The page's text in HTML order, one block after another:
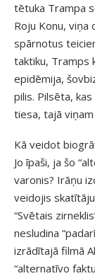
tētuka Trampa
Roju Konu, viņa
spārnotus
taktiku, Tramps
epidēmija,
pilis. Pilsēta,
tiesa, tajā
Kā veidot
Jo īpaši, ja šo
varonis? Irāņu
veidojis
“Svētais
nesludina
izrādītajā filmā
“alternatīvo